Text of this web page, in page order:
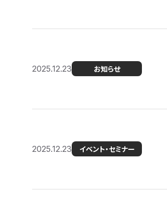
2025.12.23 お知らせ
2025.12.23 イベント・セミナー